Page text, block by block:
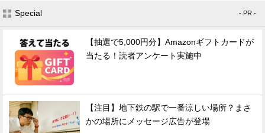
Special - PR -
【抽選で5,000円分】Amazonギフトカードが
当たる！読者アンケート実施中
【注目】地下鉄の駅で一番涼しい場所？まさ
かの場所にメッセージ広告が登場